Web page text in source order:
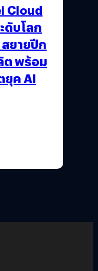
Cloud
ดับโลก
ยายปีก
ต พร้อม
ยุค AI